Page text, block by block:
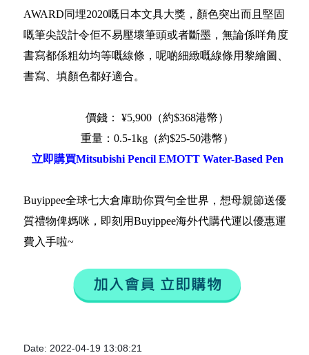
AWARD同埋2020嘅日本文具大獎，顏色突出而且堅固
嘅筆尖設計令佢不易壓壞筆頭或者斷墨，無論係咩角度
書寫都係粗幼均等嘅線條，呢啲細緻嘅線條用黎繪圖、
書寫、填顏色都好適合。
價錢： ¥5,900（約$368港幣）
重量：0.5-1kg（約$25-50港幣）
立即購買Mitsubishi Pencil EMOTT Water-Based Pen
Buyippee全球七大倉庫助你買勻全世界，想母親節送優
質禮物俾媽咪，即刻用Buyippee海外代購代運以優惠運
費入手啦~
Date: 2022-04-19 13:08:21